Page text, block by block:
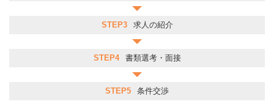
STEP3 求人の紹介
STEP4 書類選考・面接
STEP5 条件交渉